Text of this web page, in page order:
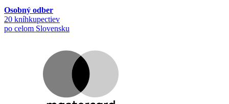
Osobný odber
20 kníhkupectiev
po celom Slovensku